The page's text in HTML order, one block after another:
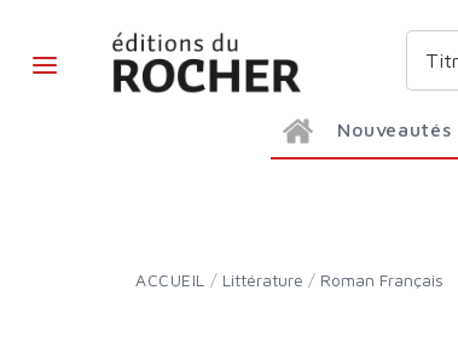
Nouveautés
ACCUEIL / Littérature / Roman Français